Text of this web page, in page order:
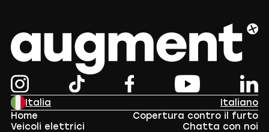
Italia
Italiano
Home
Veicoli elettrici
Copertura contro il furto
Chatta con noi